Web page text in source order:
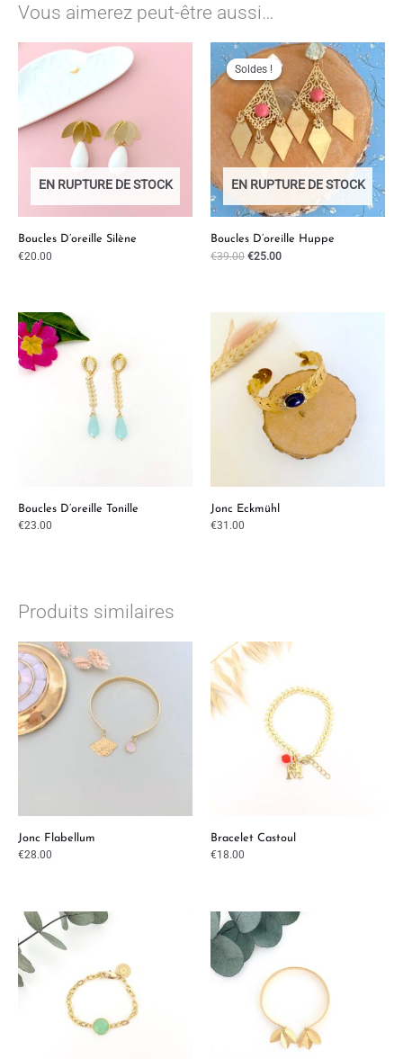
Vous aimerez peut-être aussi…
EN RUPTURE DE STOCK
Boucles D’oreille Silène
€20.00
Soldes !
EN RUPTURE DE STOCK
Soldes !
Boucles D’oreille Huppe
€39.00
Le
prix
initial
était :
€39.00.
€25.00
Le
prix
actuel
est :
€25.00.
Boucles D’oreille Tonille
€23.00
Jonc Eckmühl
€31.00
Produits similaires
Jonc Flabellum
€28.00
Bracelet Castoul
€18.00